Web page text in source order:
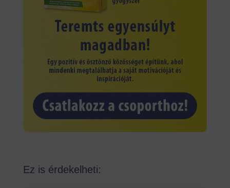
Ez is érdekelheti: